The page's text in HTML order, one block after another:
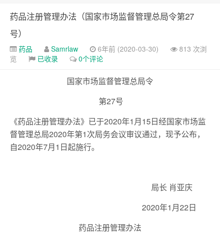
药品注册管理办法（国家市场监督管理总局令第27
号）
药品 Samrlaw 6年前 (2020-03-30)
813 次浏
览
已收录 0个评论
国家市场监督管理总局令
第27号
《药品注册管理办法》已于2020年1月15日经国家市场监
督管理总局2020年第1次局务会议审议通过，现予公布，
自2020年7月1日起施行。
局长 肖亚庆
2020年1月22日
药品注册管理办法